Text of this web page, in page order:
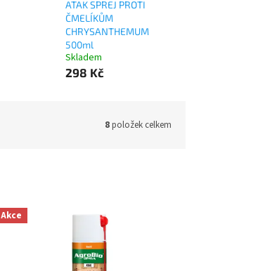
ATAK SPREJ PROTI
ČMELÍKŮM
CHRYSANTHEMUM
500ml
Skladem
298 Kč
8položek celkem
Akce